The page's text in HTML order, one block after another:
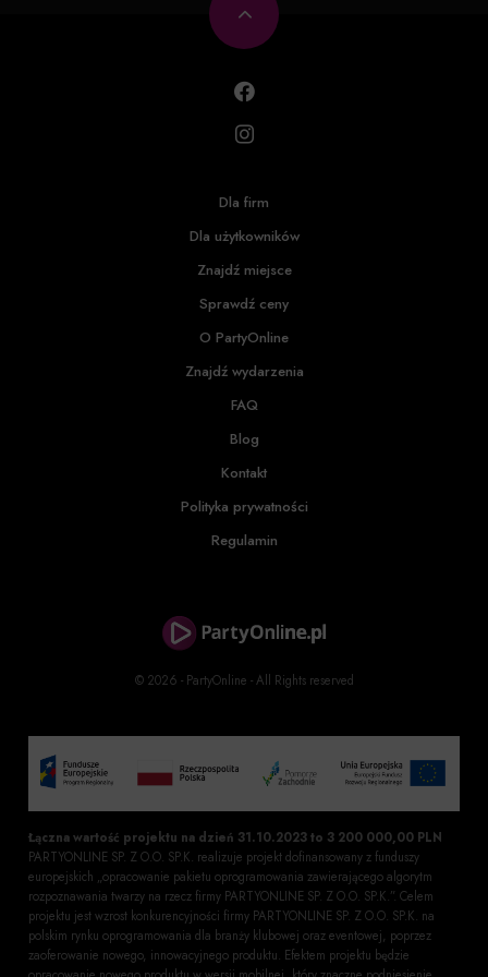
© 2026 - PartyOnline - All Rights reserved
Dla firm
Dla użytkowników
Znajdź miejsce
Sprawdź ceny
O PartyOnline
Znajdź wydarzenia
FAQ
Blog
Kontakt
Polityka prywatności
Regulamin
Łączna wartość projektu na dzień 31.10.2023 to 3 200 000,00 PLN
PARTYONLINE SP. Z O.O. SP.K. realizuje projekt dofinansowany z funduszy
europejskich „opracowanie pakietu oprogramowania zawierającego algorytm
rozpoznawania twarzy na rzecz firmy PARTYONLINE SP. Z O.O. SP.K.”. Celem
projektu jest wzrost konkurencyjności firmy PARTYONLINE SP. Z O.O. SP.K. na
polskim rynku oprogramowania dla branży klubowej oraz eventowej, poprzez
zaoferowanie nowego, innowacyjnego produktu. Efektem projektu będzie